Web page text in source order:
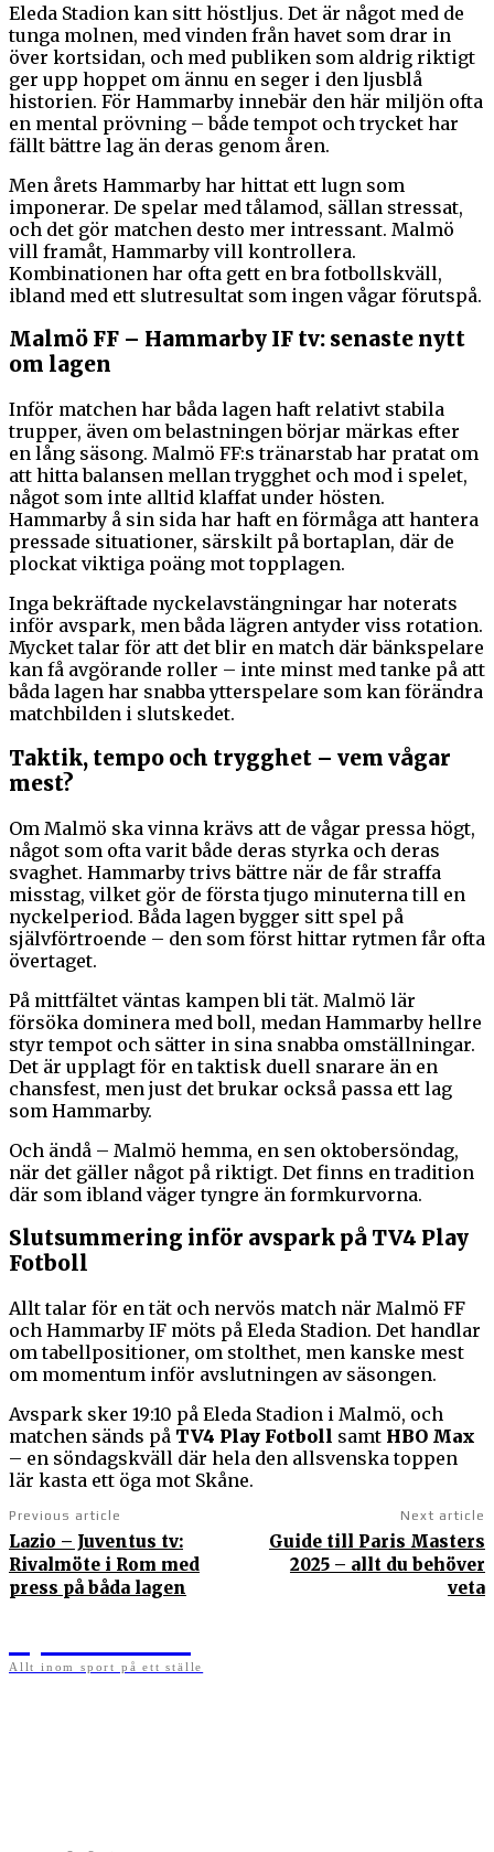
Eleda Stadion kan sitt höstljus. Det är något med de
tunga molnen, med vinden från havet som drar in
över kortsidan, och med publiken som aldrig riktigt
ger upp hoppet om ännu en seger i den ljusblå
historien. För Hammarby innebär den här miljön ofta
en mental prövning – både tempot och trycket har
fällt bättre lag än deras genom åren.
Men årets Hammarby har hittat ett lugn som
imponerar. De spelar med tålamod, sällan stressat,
och det gör matchen desto mer intressant. Malmö
vill framåt, Hammarby vill kontrollera.
Kombinationen har ofta gett en bra fotbollskväll,
ibland med ett slutresultat som ingen vågar förutspå.
Malmö FF – Hammarby IF tv: senaste nytt
om lagen
Inför matchen har båda lagen haft relativt stabila
trupper, även om belastningen börjar märkas efter
en lång säsong. Malmö FF:s tränarstab har pratat om
att hitta balansen mellan trygghet och mod i spelet,
något som inte alltid klaffat under hösten.
Hammarby å sin sida har haft en förmåga att hantera
pressade situationer, särskilt på bortaplan, där de
plockat viktiga poäng mot topplagen.
Inga bekräftade nyckelavstängningar har noterats
inför avspark, men båda lägren antyder viss rotation.
Mycket talar för att det blir en match där bänkspelare
kan få avgörande roller – inte minst med tanke på att
båda lagen har snabba ytterspelare som kan förändra
matchbilden i slutskedet.
Taktik, tempo och trygghet – vem vågar
mest?
Om Malmö ska vinna krävs att de vågar pressa högt,
något som ofta varit både deras styrka och deras
svaghet. Hammarby trivs bättre när de får straffa
misstag, vilket gör de första tjugo minuterna till en
nyckelperiod. Båda lagen bygger sitt spel på
självförtroende – den som först hittar rytmen får ofta
övertaget.
På mittfältet väntas kampen bli tät. Malmö lär
försöka dominera med boll, medan Hammarby hellre
styr tempot och sätter in sina snabba omställningar.
Det är upplagt för en taktisk duell snarare än en
chansfest, men just det brukar också passa ett lag
som Hammarby.
Och ändå – Malmö hemma, en sen oktobersöndag,
när det gäller något på riktigt. Det finns en tradition
där som ibland väger tyngre än formkurvorna.
Slutsummering inför avspark på TV4 Play
Fotboll
Allt talar för en tät och nervös match när Malmö FF
och Hammarby IF möts på Eleda Stadion. Det handlar
om tabellpositioner, om stolthet, men kanske mest
om momentum inför avslutningen av säsongen.
Avspark sker 19:10 på Eleda Stadion i Malmö, och
matchen sänds på TV4 Play Fotboll samt HBO Max
– en söndagskväll där hela den allsvenska toppen
lär kasta ett öga mot Skåne.
Previous article
Lazio – Juventus tv:
Rivalmöte i Rom med
press på båda lagen
Next article
Guide till Paris Masters
2025 – allt du behöver
veta
Allt inom sport på ett ställe